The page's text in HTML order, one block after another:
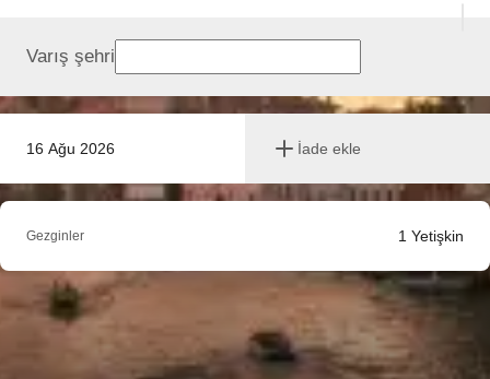
16 Ağu 2026 İade ekle
Varış şehri
Gezginler 1 Yetişkin